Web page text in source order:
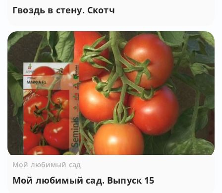
Гвоздь в стену. Скотч
Мой любимый сад
Мой любимый сад. Выпуск 15